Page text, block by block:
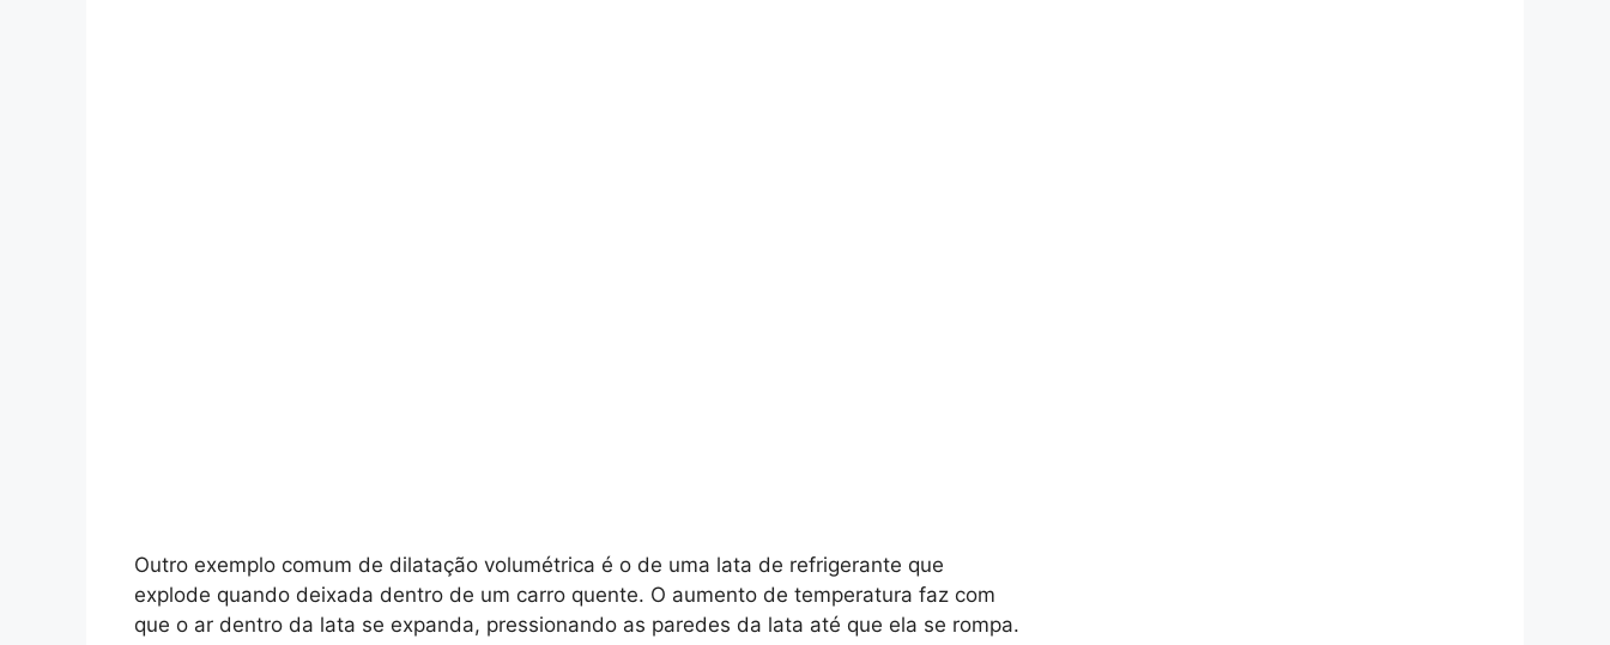
Outro exemplo comum de dilatação volumétrica é o de uma lata de refrigerante que
explode quando deixada dentro de um carro quente. O aumento de temperatura faz com
que o ar dentro da lata se expanda, pressionando as paredes da lata até que ela se rompa.